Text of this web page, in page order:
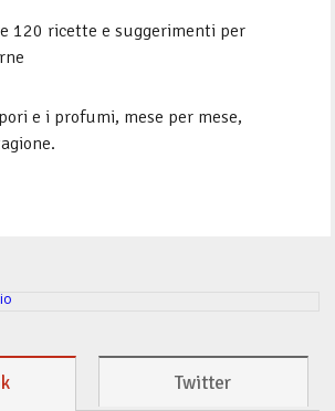
120 ricette e suggerimenti per
e i profumi, mese per mese,
Twitter